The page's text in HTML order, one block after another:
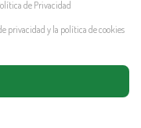
de Privacidad
privacidad y la política de cookies